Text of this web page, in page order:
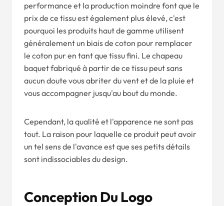
performance et la production moindre font que le
prix de ce tissu est également plus élevé, c'est
pourquoi les produits haut de gamme utilisent
généralement un biais de coton pour remplacer
le coton pur en tant que tissu fini. Le chapeau
baquet fabriqué à partir de ce tissu peut sans
aucun doute vous abriter du vent et de la pluie et
vous accompagner jusqu'au bout du monde.
Cependant, la qualité et l'apparence ne sont pas
tout. La raison pour laquelle ce produit peut avoir
un tel sens de l'avance est que ses petits détails
sont indissociables du design.
Conception Du Logo